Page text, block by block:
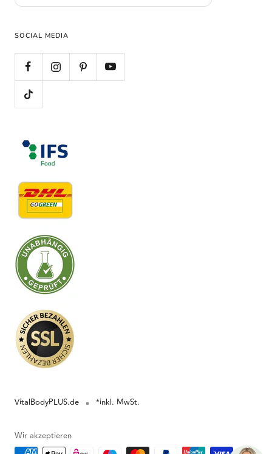
SOCIAL MEDIA
VitalBodyPLUS.de *inkl. MwSt.
Wir akzeptieren